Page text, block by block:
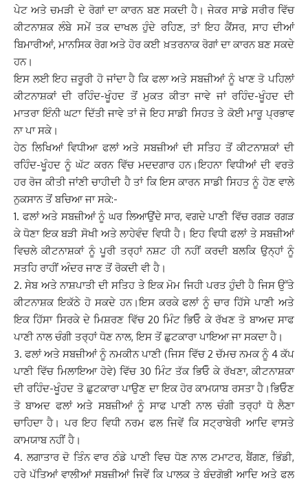
ਪੇਟ ਅਤੇ ਚਮੜੀ ਦੇ ਰੋਗਾਂ ਦਾ ਕਾਰਨ ਬਣ ਸਕਦੀ ਹੈ। ਜੇਕਰ ਸਾਡੇ ਸਰੀਰ ਵਿੱਚ
ਕੀਟਨਾਸ਼ਕ ਲੰਬੇ ਸਮੇਂ ਤਕ ਦਾਖਲ ਹੁੰਦੇ ਰਹਿਣ, ਤਾਂ ਇਹ ਕੈਂਸਰ, ਸਾਹ ਦੀਆਂ
ਬਿਮਾਰੀਆਂ, ਮਾਨਸਿਕ ਰੋਗ ਅਤੇ ਹੋਰ ਕਈ ਖ਼ਤਰਨਾਕ ਰੋਗਾਂ ਦਾ ਕਾਰਨ ਬਣ ਸਕਦੇ
ਹਨ।
ਇਸ ਲਈ ਇਹ ਜ਼ਰੂਰੀ ਹੋ ਜਾਂਦਾ ਹੈ ਕਿ ਫਲਾ ਅਤੇ ਸਬਜ਼ੀਆਂ ਨੂੰ ਖਾਣ ਤੋ ਪਹਿਲਾਂ
ਕੀਟਨਾਸ਼ਕਾਂ ਦੀ ਰਹਿੰਦ-ਖੂੰਹਦ ਤੋਂ ਮੁਕਤ ਕੀਤਾ ਜਾਵੇ ਜਾਂ ਰਹਿੰਦ-ਖੂੰਹਦ ਦੀ
ਮਾਤਰਾ ਇੰਨੀ ਘਟਾ ਦਿੱਤੀ ਜਾਵੇ ਤਾਂ ਜੋ ਇਹ ਸਾਡੀ ਸਿਹਤ ਤੇ ਕੋਈ ਮਾਰੂ ਪ੍ਰਭਾਵ
ਨਾ ਪਾ ਸਕੇ।
ਹੇਠ ਲਿਖਿਆਂ ਵਿਧੀਆ ਫਲਾਂ ਅਤੇ ਸਬਜ਼ੀਆਂ ਦੀ ਸਤਿਹ ਤੋਂ ਕੀਟਨਾਸ਼ਕਾਂ ਦੀ
ਰਹਿੰਦ-ਖੂੰਹਦ ਨੂੰ ਘੱਟ ਕਰਨ ਵਿੱਚ ਮਦਦਗਾਰ ਹਨ।ਇਹਨਾ ਵਿਧੀਆਂ ਦੀ ਵਰਤੋ
ਹਰ ਰੋਜ ਕੀਤੀ ਜਾਂਣੀ ਚਾਹੀਦੀ ਹੈ ਤਾਂ ਕਿ ਇਸ ਕਾਰਨ ਸਾਡੀ ਸਿਹਤ ਨੂੰ ਹੋਣ ਵਾਲੇ
ਨੁਕਸਾਨ ਤੋਂ ਬਚਿਆ ਜਾ ਸਕੇ:-
1. ਫਲਾਂ ਅਤੇ ਸਬਜ਼ੀਆਂ ਨੂੰ ਘਰ ਲਿਆਉਂਦੇ ਸਾਰ, ਵਗਦੇ ਪਾਣੀ ਵਿੱਚ ਰਗੜ ਰਗੜ
ਕੇ ਧੋਣਾ ਇਕ ਬੜੀ ਸੋਖੀ ਅਤੇ ਲਾਹੇਵੰਦ ਵਿਧੀ ਹੈ। ਇਹ ਵਿਧੀ ਫਲਾਂ ਤੇ ਸਬਜ਼ੀਆਂ
ਵਿਚਲੇ ਕੀਟਨਾਸ਼ਕਾਂ ਨੂੰ ਪੂਰੀ ਤਰ੍ਹਾਂ ਨਸ਼ਟ ਹੀ ਨਹੀਂ ਕਰਦੀ ਬਲਕਿ ਉਨ੍ਹਾਂ ਨੂੰ
ਸਤਹਿ ਰਾਹੀਂ ਅੰਦਰ ਜਾਣ ਤੋਂ ਰੋਕਦੀ ਵੀ ਹੈ।
2. ਸੇਬ ਅਤੇ ਨਾਸ਼ਪਾਤੀ ਦੀ ਸਤਿਹ ਤੇ ਇਕ ਮੋਮ ਜਿਹੀ ਪਰਤ ਹੁੰਦੀ ਹੈ ਜਿਸ ਉੱਤੇ
ਕੀਟਨਾਸ਼ਕ ਇਕੱਠੇ ਹੋ ਸਕਦੇ ਹਨ।ਇਸ ਕਰਕੇ ਫਲਾਂ ਨੂੰ ਚਾਰ ਹਿੱਸੇ ਪਾਣੀ ਅਤੇ
ਇਕ ਹਿੱਸਾ ਸਿਰਕੇ ਦੇ ਮਿਸ਼ਰਣ ਵਿੱਚ 20 ਮਿੰਟ ਭਿਓੋ ਕੇ ਰੱਖਣ ਤੋ ਬਾਅਦ ਸਾਫ
ਪਾਣੀ ਨਾਲ ਚੰਗੀ ਤਰ੍ਹਾਂ ਧੋਣ ਨਾਲ, ਇਸ ਤੋਂ ਛੁਟਕਾਰਾ ਪਾਇਆ ਜਾ ਸਕਦਾ ਹੈ।
3. ਫਲਾਂ ਅਤੇ ਸਬਜ਼ੀਆਂ ਨੂੰ ਨਮਕੀਨ ਪਾਣੀ (ਜਿਸ ਵਿੱਚ 2 ਚੱਮਚ ਨਮਕ ਨੂੰ 4 ਕੱਪ
ਪਾਣੀ ਵਿੱਚ ਮਿਲਾਇਆ ਹੋਵੇ) ਵਿੱਚ 30 ਮਿੰਟ ਤੱਕ ਭਿਓੋ ਕੇ ਰੱਖਣਾ, ਕੀਟਨਾਸ਼ਕਾ
ਦੀ ਰਹਿੰਦ-ਖੂੰਹਦ ਤੋ ਛੁਟਕਾਰਾ ਪਾਉਣ ਦਾ ਇਕ ਹੋਰ ਕਾਮਯਾਬ ਰਸਤਾ ਹੈ।ਭਿਓੋਣ
ਤੋ ਬਾਅਦ ਫਲਾਂ ਅਤੇ ਸਬਜ਼ੀਆਂ ਨੂੰ ਸਾਫ ਪਾਣੀ ਨਾਲ ਚੰਗੀ ਤਰ੍ਹਾਂ ਧੋ ਲੈਣਾ
ਚਾਹਿਦਾ ਹੈ। ਪਰ ਇਹ ਵਿਧੀ ਨਰਮ ਫਲ ਜਿਵੇਂ ਕਿ ਸਟ੍ਰਾਬੇਰੀ ਆਦਿ ਵਾਸਤੇ
ਕਾਮਯਾਬ ਨਹੀਂ ਹੈ।
4. ਲਗਾਤਾਰ ਦੋ ਤਿੰਨ ਵਾਰ ਠੰਡੇ ਪਾਣੀ ਵਿਚ ਧੋਣ ਨਾਲ ਟਮਾਟਰ, ਬੈਂਗਣ, ਭਿੰਡੀ,
ਹਰੇ ਪੱਤਿਆਂ ਵਾਲੀਆਂ ਸਬਜ਼ੀਆਂ ਜਿਵੇਂ ਕਿ ਪਾਲਕ ਤੇ ਬੰਦਗੋਭੀ ਆਦਿ ਅਤੇ ਫਲ